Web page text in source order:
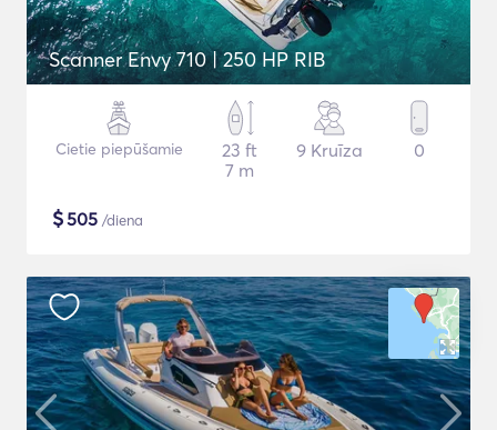
Scanner Envy 710 | 250 HP RIB
Cietie piepūšamie
23 ft
7 m
9 Kruīza 0
$505 /diena